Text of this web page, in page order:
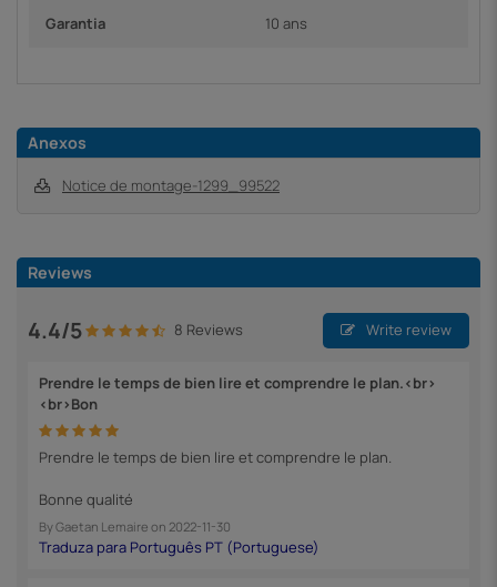
Garantia
10 ans
Anexos
Notice de montage-1299_99522
Reviews
4.4/5 8 Reviews Write review
Prendre le temps de bien lire et comprendre le plan.<br>
<br>Bon
Prendre le temps de bien lire et comprendre le plan.
Bonne qualité
ByGaetan Lemaire on 2022-11-30